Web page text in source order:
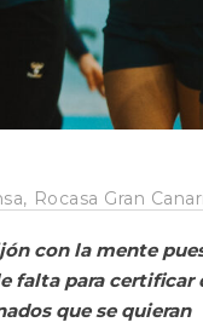
Rocasa Gran
con la mente
falta para certificar
que se quieran